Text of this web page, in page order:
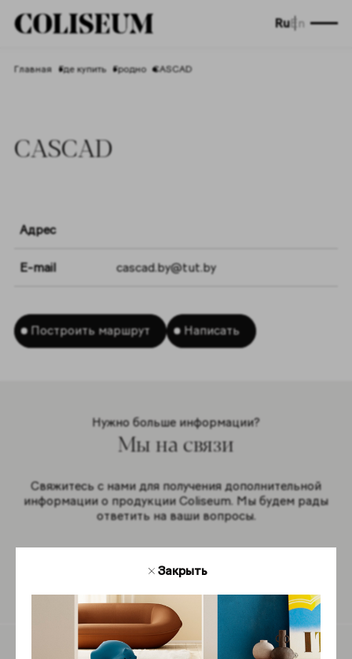
RuEn
Главная Где купить Гродно CASCAD
CASCAD
Адрес
E-mail cascad.by@tut.by
Построить маршрут Написать
Нужно больше информации?
Мы на связи
Свяжитесь с нами для получения дополнительной
информации о продукции Coliseum. Мы будем рады
ответить на ваши вопросы.
Обратная связь
Закрыть